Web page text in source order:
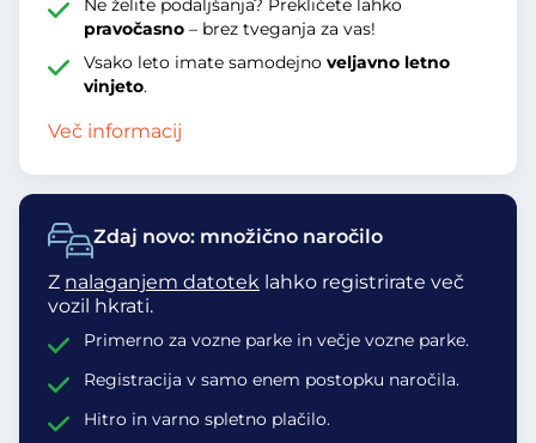
Zdaj novo: množično naročilo
Z nalaganjem datotek lahko registrirate več
vozil hkrati.
Primerno za vozne parke in večje vozne parke.
Registracija v samo enem postopku naročila.
Hitro in varno spletno plačilo.
Ne želite podaljšanja? Prekličete lahko
pravočasno – brez tveganja za vas!
Vsako leto imate samodejnoveljavno letno
vinjeto.
Več informacij